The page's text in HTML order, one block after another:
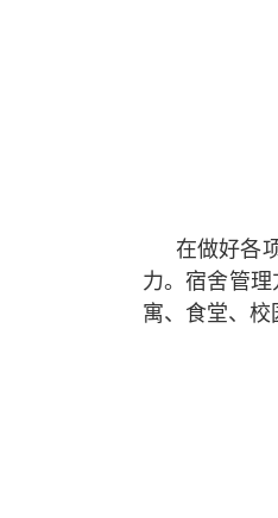
在做好各
力。宿舍管
寓、食堂、